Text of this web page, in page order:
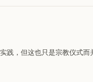
践，但这也只是宗教仪式而